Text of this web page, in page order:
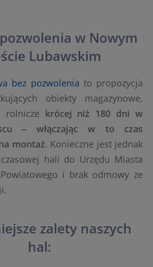
w Nowym
Lubawskim
bez pozwolenia to propozycja
obiekty magazynowe,
rolnicze krócej niż 180 dni w
– włączając w to czas
montaż. Konieczne jest jednak
hali do Urzędu Miasta
i brak odmowy ze
zalety naszych
hal: